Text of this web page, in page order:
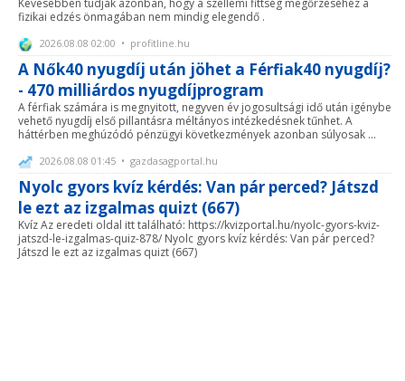
Kevesebben tudják azonban, hogy a szellemi fittség megőrzéséhez a
fizikai edzés önmagában nem mindig elegendő .
2026.08.08 02:00 • profitline.hu
A Nők40 nyugdíj után jöhet a Férfiak40 nyugdíj?
- 470 milliárdos nyugdíjprogram
A férfiak számára is megnyitott, negyven év jogosultsági idő után igénybe
vehető nyugdíj első pillantásra méltányos intézkedésnek tűnhet. A
háttérben meghúzódó pénzügyi következmények azonban súlyosak ...
2026.08.08 01:45 • gazdasagportal.hu
Nyolc gyors kvíz kérdés: Van pár perced? Játszd
le ezt az izgalmas quizt (667)
Kvíz Az eredeti oldal itt található: https://kvizportal.hu/nyolc-gyors-kviz-
jatszd-le-izgalmas-quiz-878/ Nyolc gyors kvíz kérdés: Van pár perced?
Játszd le ezt az izgalmas quizt (667)